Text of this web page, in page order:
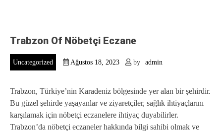
Trabzon Of Nöbetçi Eczane
Uncategorized Ağustos 18, 2023 by admin
Trabzon, Türkiye’nin Karadeniz bölgesinde yer alan bir şehirdir.
Bu güzel şehirde yaşayanlar ve ziyaretçiler, sağlık ihtiyaçlarını
karşılamak için nöbetçi eczanelere ihtiyaç duyabilirler.
Trabzon’da nöbetçi eczaneler hakkında bilgi sahibi olmak ve